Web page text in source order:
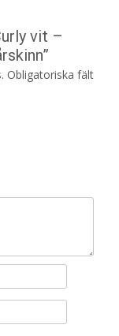
vit –
Obligatoriska fält